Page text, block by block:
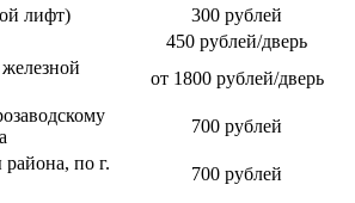
лифт)
300 рублей
450 рублей/дверь
от 1800 рублей/дверь
700 рублей
района, по г.
700 рублей